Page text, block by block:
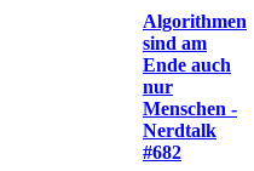
Algorithmen
sind am
Ende auch
nur
Menschen -
Nerdtalk
#682